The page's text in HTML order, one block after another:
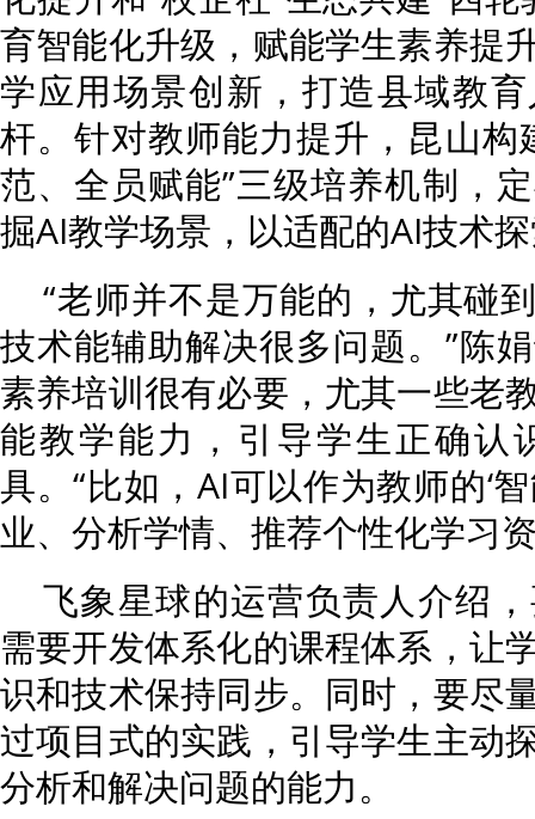
育智能化升级，赋能学生素养提
学应用场景创新，打造县域教
杆。针对教师能力提升，昆山构
范、全员赋能”三级培养机制，
掘AI教学场景，以适配的AI技术
“老师并不是万能的，尤其碰
技术能辅助解决很多问题。”陈
素养培训很有必要，尤其一些老
能教学能力，引导学生正确认
具。“比如，AI可以作为教师的‘
业、分析学情、推荐个性化学习
飞象星球的运营负责人介绍
需要开发体系化的课程体系，让
识和技术保持同步。同时，要尽
过项目式的实践，引导学生主动
分析和解决问题的能力。